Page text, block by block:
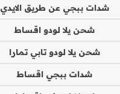
شدات ببجي عن طريق الايدي
شحن يلا لودو اقساط
شحن يلا لودو تابي تمارا
شدات ببجي اقساط